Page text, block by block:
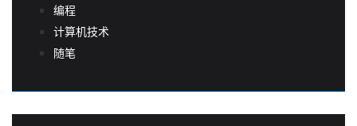
编程
计算机技术
随笔